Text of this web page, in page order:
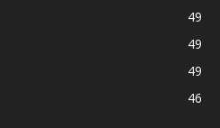
49
49
49
46